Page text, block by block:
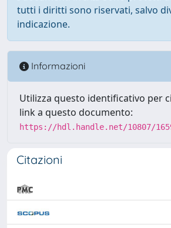
tutti i diritti sono riservati, salvo
indicazione.
Informazioni
Utilizza questo identificativo per
link a questo documento:
https://hdl.handle.net/10807/
Citazioni